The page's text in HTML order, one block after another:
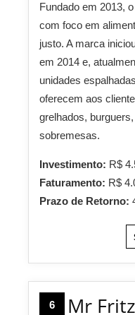
Fundado em 2013,
com foco em
justo. A marca
em 2014 e,
unidades
oferecem aos
grelhados,
sobremesas.
Investimento: R$
Faturamento: R$
Prazo de Retorno:
6 Mr Fritz